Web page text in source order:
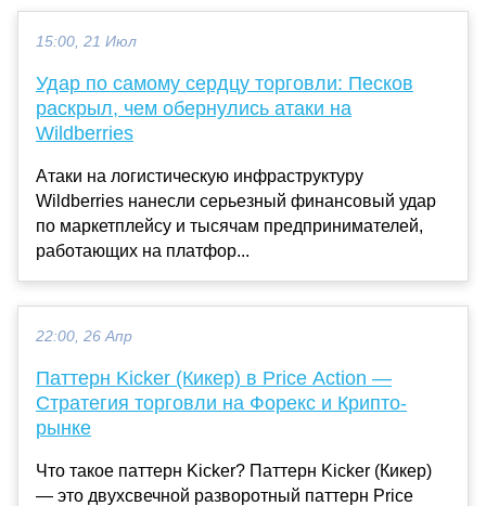
15:00, 21 Июл
Удар по самому сердцу торговли: Песков
раскрыл, чем обернулись атаки на
Wildberries
Атаки на логистическую инфраструктуру
Wildberries нанесли серьезный финансовый удар
по маркетплейсу и тысячам предпринимателей,
работающих на платфор...
22:00, 26 Апр
Паттерн Kicker (Кикер) в Price Action —
Стратегия торговли на Форекс и Крипто-
рынке
Что такое паттерн Kicker? Паттерн Kicker (Кикер)
— это двухсвечной разворотный паттерн Price